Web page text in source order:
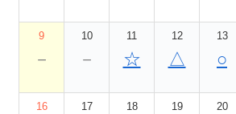
9
－
10
－
11
☆
12
△
13
○
16 17 18 19 20